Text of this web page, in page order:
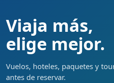
Viaja más,
elige mejor.
Vuelos, hoteles, paquetes y
antes de reservar.